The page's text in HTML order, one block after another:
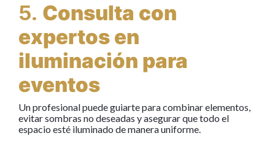
5. Consulta con
expertos en
iluminación para
eventos
Un profesional puede guiarte para combinar elementos,
evitar sombras no deseadas y asegurar que todo el
espacio esté iluminado de manera uniforme.